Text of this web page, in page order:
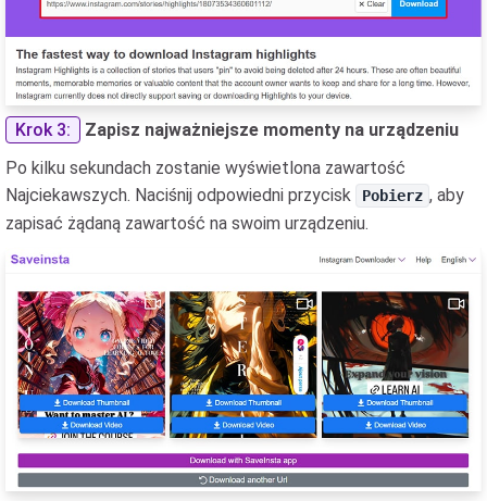
Krok 3:
Zapisz najważniejsze momenty na urządzeniu
Po kilku sekundach zostanie wyświetlona zawartość
Najciekawszych. Naciśnij odpowiedni przycisk
Pobierz , aby
zapisać żądaną zawartość na swoim urządzeniu.